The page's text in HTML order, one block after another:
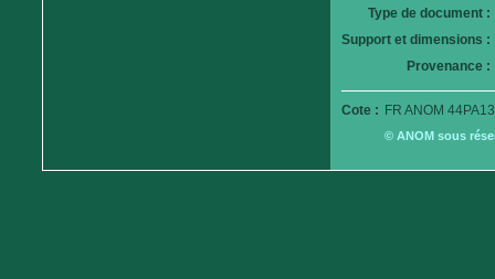
Type de document :
Support et dimensions :
Provenance :
Cote : FR ANOM
© ANOM sous